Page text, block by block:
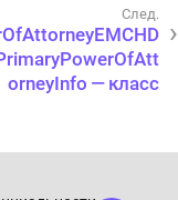
orneyInfo — класс